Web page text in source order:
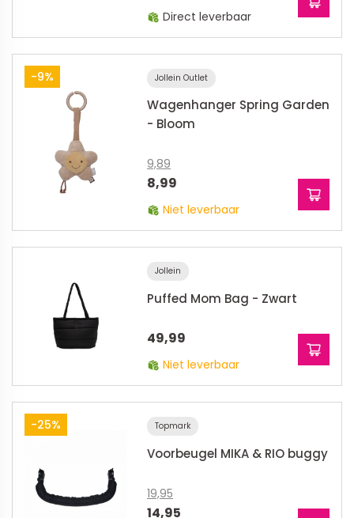
Direct leverbaar
-9% Jollein Outlet
Wagenhanger Spring Garden
- Bloom
9,89
8,99
Niet leverbaar
Jollein
Puffed Mom Bag - Zwart
49,99
Niet leverbaar
-25% Topmark
Voorbeugel MIKA & RIO buggy
19,95
14,95